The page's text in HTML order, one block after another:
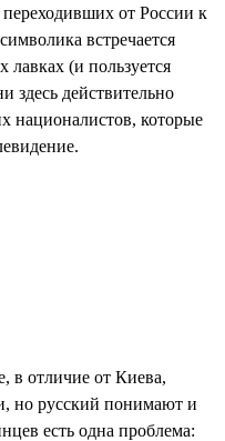
переходивших от России к
символика встречается
лавках (и пользуется
здесь действительно
националистов, которые
в отличие от Киева,
но русский понимают и
есть одна проблема: